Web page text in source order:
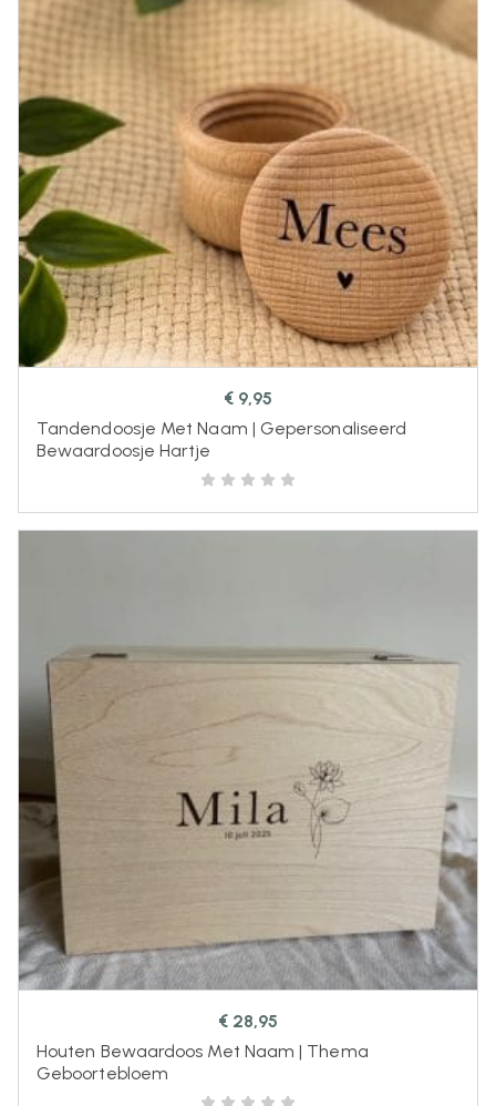
€9,95
Tandendoosje Met Naam | Gepersonaliseerd
Bewaardoosje Hartje
€28,95
Houten Bewaardoos Met Naam | Thema
Geboortebloem